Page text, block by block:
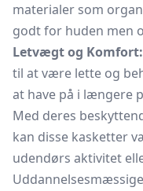
materialer som
godt for huden men
Letvægt og Komfort:
til at være lette og
at have på i længere
Med deres
kan disse kasketter
udendørs aktivitet